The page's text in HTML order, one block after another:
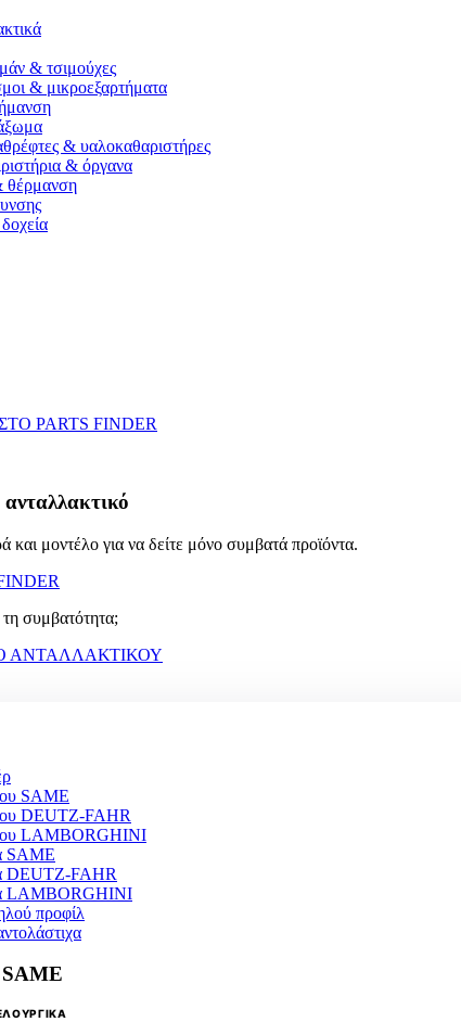
& τσιμούχες
& μικροεξαρτήματα
& υαλοκαθαριστήρες
& όργανα
θέρμανση
PARTS FINDER
και μοντέλο για να δείτε μόνο συμβατά προϊόντα.
τη συμβατότητα;
ΑΝΤΑΛΛΑΚΤΙΚΟΥ
SAME
DEUTZ-FAHR
LAMBORGHINI
SAME
DEUTZ-FAHR
LAMBORGHINI
προφίλ